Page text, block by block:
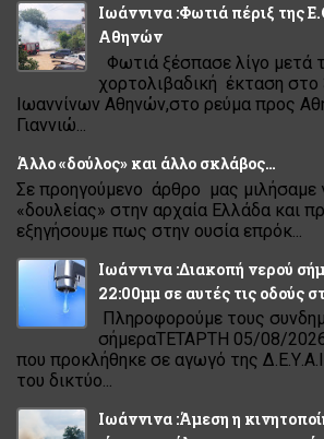
Ιωάννινα :Φωτιά πέριξ της
Αθηνών
Φωτιά ξέσπασε λίγο μετά
χορτολιβαδική έκταση
Ιωαννίνων Αθηνών,στο ρεύμα προς
Γιαννιώ...
Άλλο «δούλος» και άλλο σκλάβος…
Σε προηγούμενο άρθρο μας μιλήσαμε
«δουλείας» στην αρχαία Ελλάδα και
εξηγήσουμε πως στην ουσία επρόκ...
Ιωάννινα :Διακοπή νερού
22:00μμ σε αυτές τις οδούς
Πληροφορούμε τους
σήμεραΤΕΤΑΡΤΗ 05/08/
που προκλήθηκε σε αγωγό της
του δικτύο...
Ιωάννινα :Άμεση η